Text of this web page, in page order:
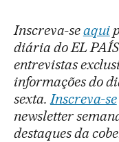
Inscreva-seaqui
diária do EL
entrevistas
informações do
sexta. Inscreva-se
newsletter
destaques da